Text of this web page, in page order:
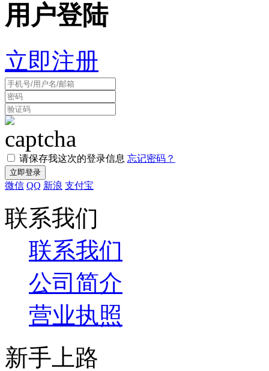
用户登陆
立即注册
请保存我这次的登录信息 忘记密码？
微信 QQ 新浪 支付宝
联系我们
联系我们
公司简介
营业执照
新手上路